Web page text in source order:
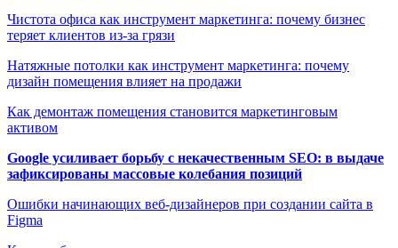
Чистота офиса как инструмент маркетинга: почему бизнес
теряет клиентов из-за грязи
Натяжные потолки как инструмент маркетинга: почему
дизайн помещения влияет на продажи
Как демонтаж помещения становится маркетинговым
активом
Google усиливает борьбу с некачественным SEO: в выдаче
зафиксированы массовые колебания позиций
Ошибки начинающих веб-дизайнеров при создании сайта в
Figma